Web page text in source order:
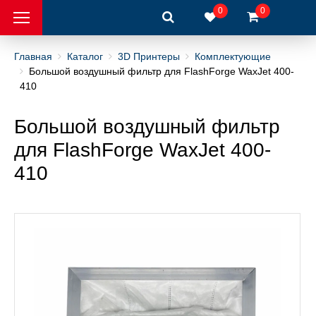
0 0
Главная Каталог 3D Принтеры
Комплектующие
Большой воздушный фильтр для FlashForge WaxJet 400-
410
Большой воздушный фильтр
для FlashForge WaxJet 400-
410